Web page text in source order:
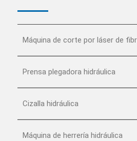
Máquina de corte por láser de
Prensa plegadora hidráulica
Cizalla hidráulica
Máquina de herrería hidráulica